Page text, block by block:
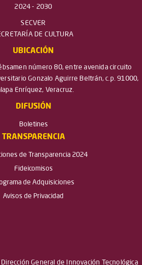
2024 - 2030
SECVER
DE CULTURA
UBICACIÓN
número 80, entre avenida circuito
Gonzalo Aguirre Beltrán, c.p. 91000,
Enríquez, Veracruz.
DIFUSIÓN
Boletines
TRANSPARENCIA
de Transparencia 2024
Fideicomisos
de Adquisiciones
Avisos de Privacidad
General de Innovación Tecnológica